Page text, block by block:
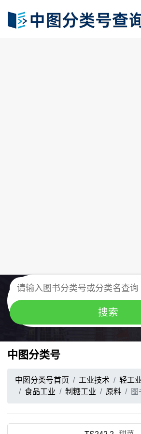
中图分类号
中图分类号首页 工业技术
轻工
食品工业
制糖工业 原料 图